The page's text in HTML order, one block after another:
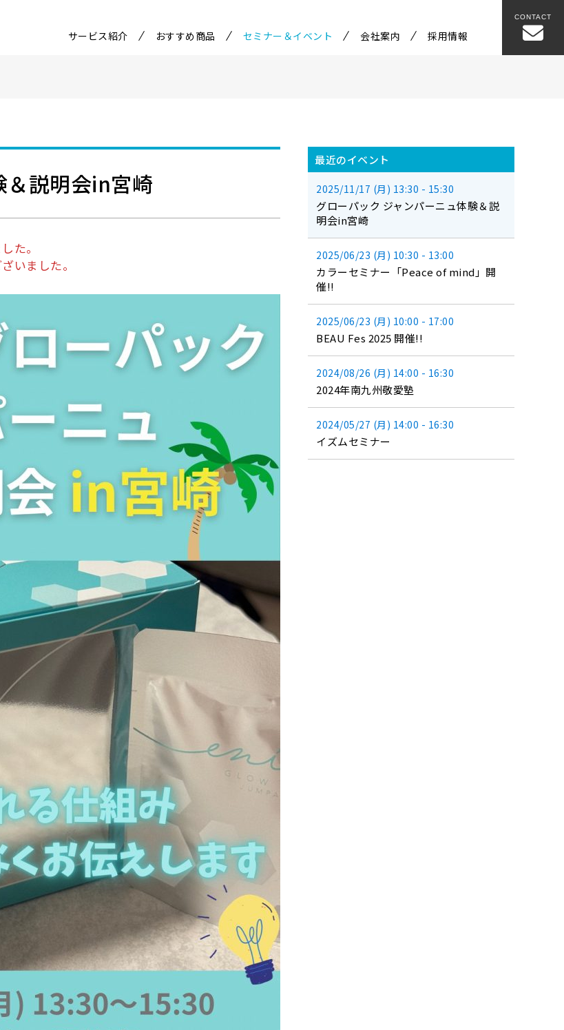
サービス紹介 おすすめ商品 セミナー＆イベント 会社案内 採用情報
CONTACT
＆説明会in宮崎
た。
いました。
最近のイベント
2025/11/17 (月) 13:30 - 15:30
グローパック ジャンパーニュ体験＆説
明会in宮崎
2025/06/23 (月) 10:30 - 13:00
カラーセミナー「Peace of mind」開
催!!
2025/06/23 (月) 10:00 - 17:00
BEAU Fes 2025 開催!!
2024/08/26 (月) 14:00 - 16:30
2024年南九州敬愛塾
2024/05/27 (月) 14:00 - 16:30
イズムセミナー